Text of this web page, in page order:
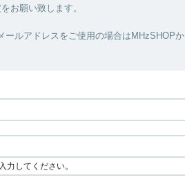
お願い致します。
ルアドレスをご使用の場合はMHzSHOPか
力してください。